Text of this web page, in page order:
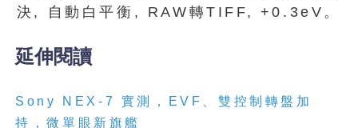
決, 自動白平衡, RAW轉TIFF, +0.3eV。
延伸閱讀
Sony NEX-7 實測，EVF、雙控制轉盤加
持，微單眼新旗艦